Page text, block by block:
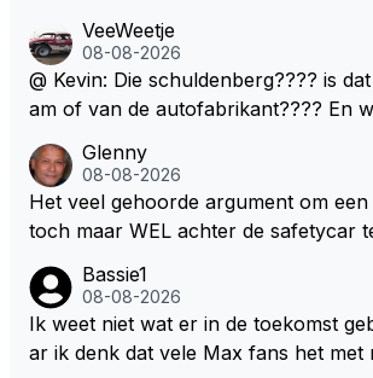
em meer plezier gebracht dan de F1
ronkende motoren en op de grenzen
mogelijkheden. Het ouderwetse
nnen en jongens verdeeld worden. Als deze auto's g
uden dan dat hij op dit moment beweerd. Dan
zijn talenten en uitzonderlijke klasse
eft daar enorm veel lol aan.
VeeWeetje
08-08-2026
@ Kevin: Die schuldenberg???? is
am of van de autofabrikant???? En
ert nu de spindoctor van newey
gezegd snap ik de de kop én het
Glenny
08-08-2026
Het veel gehoorde argument om
toch maar WEL achter de safetycar
dat men vreest voor een brandstof tekort.
rijden de teams met tot op de liter
Bassie1
08-08-2026
Ik weet niet wat er in de toekomst
ar ik denk dat vele Max fans het met